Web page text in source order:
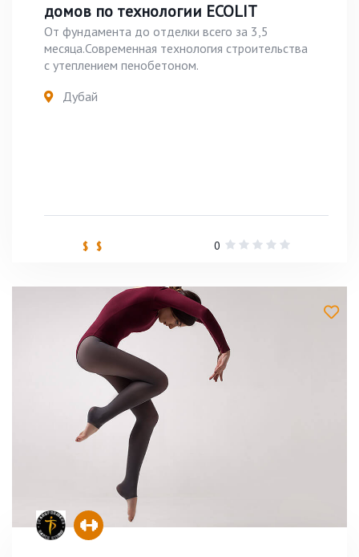
домов по технологии ECOLIT
От фундамента до отделки всего за 3,5
месяца.Современная технология строительства
с утеплением пенобетоном.
Дубай
$ $ 0